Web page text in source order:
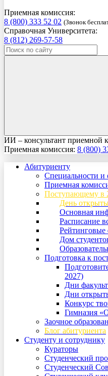
Приемная комиссия:
8 (800) 333 52 02 (Звонок
Справочная Университета:
8 (812) 269-57-58
ИИ – консультант приемной
Приемная комиссия: 8 (800)
Абитуриенту
Специальности и
Приемная
Поступающему в
День
Основная
Расписание
Рейтинговые
Дом
Подготовка к
2027)
Дни
Дни
Конкурс
Гимназия
Заочное
Блог абитуриента
Студенту и сотруднику
Кураторы
Студенческий
Студенческий